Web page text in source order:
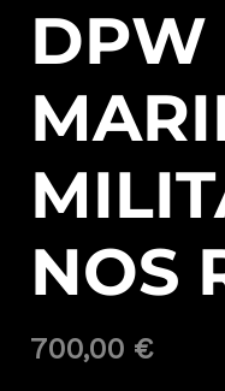
DPW
NOS
700,00 €